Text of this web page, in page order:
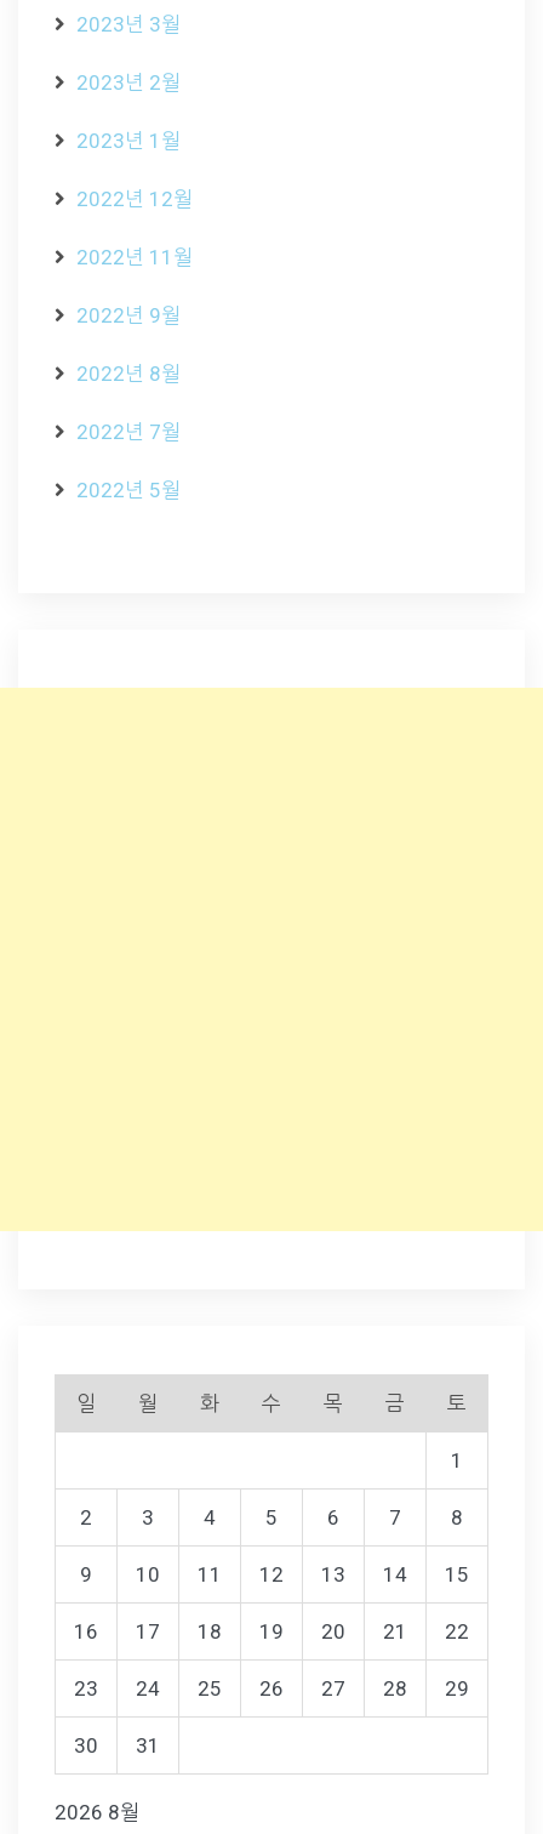
2023년 3월
2023년 2월
2023년 1월
2022년 12월
2022년 11월
2022년 9월
2022년 8월
2022년 7월
2022년 5월
2026 8월
일 월 화 수 목 금 토
1
2 3 4 5 6 7 8
9 10 11 12 13 14 15
16 17 18 19 20 21 22
23 24 25 26 27 28 29
30 31